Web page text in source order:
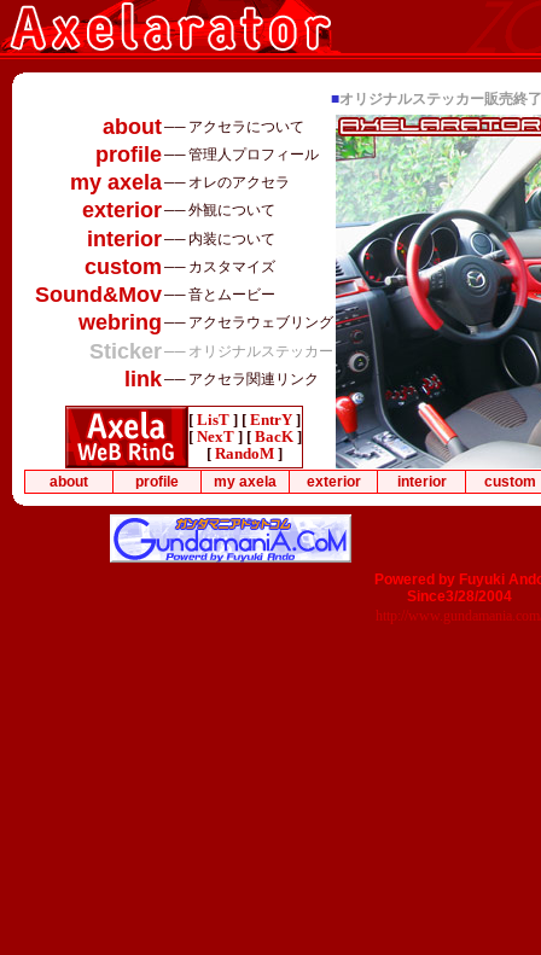
■オリジナルステッカー販売終
about── アクセラについて
profile──管理人プロフィール
my axela── オレのアクセラ
exterior──外観について
interior── 内装について
custom ── カスタマイズ
Sound&Mov──音とムービー
webring ── アクセラウェブリング
Sticker── オリジナルステッカー
link── アクセラ関連リンク
[ LisT ] [ EntrY ]
[ NexT] [ BacK]
[ RandoM ]
about profile my axela exterior interior custom
Powered by Fuyuki
Since3/28/2004
http://